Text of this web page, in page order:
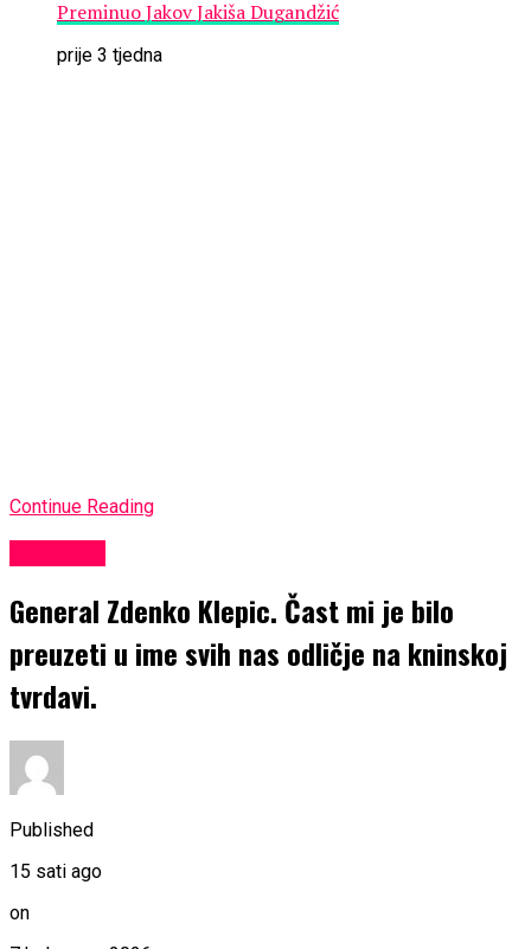
Preminuo Jakov Jakiša Dugandžić
prije 3 tjedna
Continue Reading
General Zdenko Klepic. Čast mi je bilo
preuzeti u ime svih nas odličje na kninskoj
tvrdavi.
Published
15 sati ago
on